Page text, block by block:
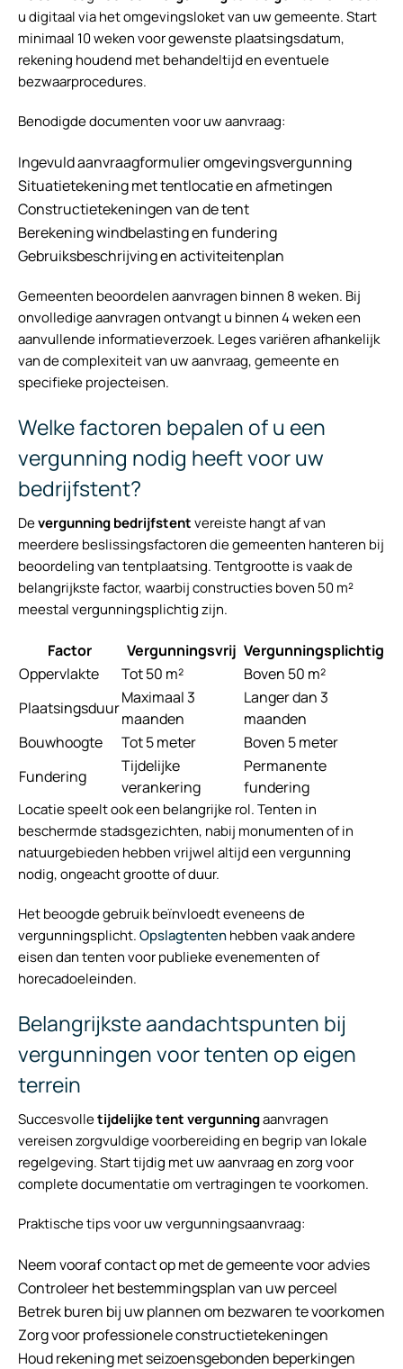
u digitaal via het omgevingsloket van uw gemeente. Start
minimaal 10 weken voor gewenste plaatsingsdatum,
rekening houdend met behandeltijd en eventuele
bezwaarprocedures.
Benodigde documenten voor uw aanvraag:
Ingevuld aanvraagformulier omgevingsvergunning
Situatietekening met tentlocatie en afmetingen
Constructietekeningen van de tent
Berekening windbelasting en fundering
Gebruiksbeschrijving en activiteitenplan
Gemeenten beoordelen aanvragen binnen 8 weken. Bij
onvolledige aanvragen ontvangt u binnen 4 weken een
aanvullende informatieverzoek. Leges variëren afhankelijk
van de complexiteit van uw aanvraag, gemeente en
specifieke projecteisen.
Welke factoren bepalen of u een
vergunning nodig heeft voor uw
bedrijfstent?
Devergunning bedrijfstentvereiste hangt af van
meerdere beslissingsfactoren die gemeenten hanteren bij
beoordeling van tentplaatsing. Tentgrootte is vaak de
belangrijkste factor, waarbij constructies boven 50 m²
meestal vergunningsplichtig zijn.
Factor Vergunningsvrij Vergunningsplichtig
Oppervlakte
Tot 50 m²
Boven 50 m²
Plaatsingsduur
Maximaal 3
maanden
Langer dan 3
maanden
Bouwhoogte
Tot 5 meter
Boven 5 meter
Fundering
Tijdelijke
verankering
Permanente
fundering
Locatie speelt ook een belangrijke rol. Tenten in
beschermde stadsgezichten, nabij monumenten of in
natuurgebieden hebben vrijwel altijd een vergunning
nodig, ongeacht grootte of duur.
Het beoogde gebruik beïnvloedt eveneens de
vergunningsplicht.Opslagtentenhebben vaak andere
eisen dan tenten voor publieke evenementen of
horecadoeleinden.
Belangrijkste aandachtspunten bij
vergunningen voor tenten op eigen
terrein
Succesvolletijdelijke tent vergunningaanvragen
vereisen zorgvuldige voorbereiding en begrip van lokale
regelgeving. Start tijdig met uw aanvraag en zorg voor
complete documentatie om vertragingen te voorkomen.
Praktische tips voor uw vergunningsaanvraag:
Neem vooraf contact op met de gemeente voor advies
Controleer het bestemmingsplan van uw perceel
Betrek buren bij uw plannen om bezwaren te voorkomen
Zorg voor professionele constructietekeningen
Houd rekening met seizoensgebonden beperkingen